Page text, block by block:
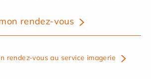
rendez-vous
rendez-vous au service imagerie